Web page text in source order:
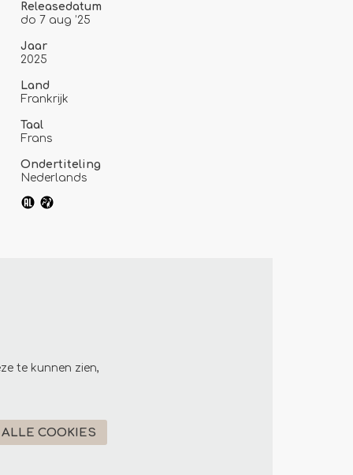
Releasedatum
do 7 aug ’25
Jaar
2025
Land
Frankrijk
Taal
Frans
Ondertiteling
Nederlands
te kunnen zien,
ALLE COOKIES